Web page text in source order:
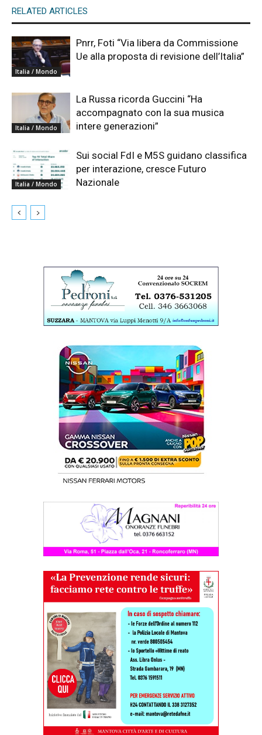
RELATED ARTICLES
Italia / Mondo
Pnrr, Foti “Via libera da Commissione
Ue alla proposta di revisione dell’Italia”
Italia / Mondo
La Russa ricorda Guccini “Ha
accompagnato con la sua musica
intere generazioni”
Italia / Mondo
Sui social FdI e M5S guidano classifica
per interazione, cresce Futuro
Nazionale